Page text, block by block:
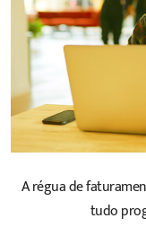
A régua de
tudo